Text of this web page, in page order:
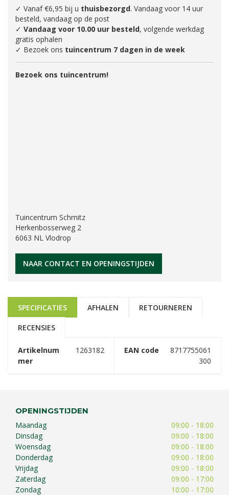
✓ Vanaf €6,95 bij u thuisbezorgd. Vandaag voor 14 uur
besteld, vandaag op de post
✓ Vandaag voor 10.00 uur besteld, volgende werkdag
gratis ophalen
✓ Bezoek ons tuincentrum 7 dagen in de week
Bezoek ons tuincentrum!
Tuincentrum Schmitz
Herkenbosserweg 2
6063 NL Vlodrop
NAAR CONTACT EN OPENINGSTIJDEN
SPECIFICATIES AFHALEN RETOURNEREN
RECENSIES
Artikelnum
mer
1263182 EAN code
8717755061
300
OPENINGSTIJDEN
Maandag
09:00 - 18:00
Dinsdag
09:00 - 18:00
Woensdag
09:00 - 18:00
Donderdag
09:00 - 18:00
Vrijdag
09:00 - 18:00
Zaterdag
09:00 - 17:00
Zondag
10:00 - 17:00